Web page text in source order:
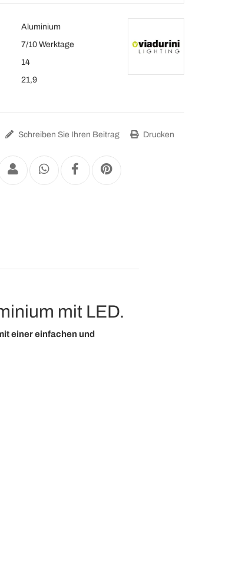
Aluminium
7/10 Werktage
14
21,9
Schreiben Sie Ihren Beitrag Drucken
mit LED.
einer einfachen und